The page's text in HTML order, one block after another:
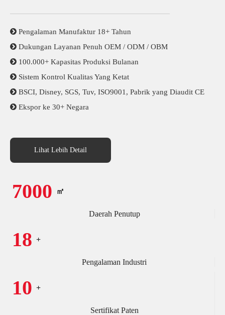
 Pengalaman Manufaktur 18+ Tahun
 Dukungan Layanan Penuh OEM / ODM / OBM
 100.000+ Kapasitas Produksi Bulanan
 Sistem Kontrol Kualitas Yang Ketat
 BSCI, Disney, SGS, Tuv, ISO9001, Pabrik yang Diaudit CE
 Ekspor ke 30+ Negara
Lihat Lebih Detail
7000 ㎡
Daerah Penutup
18 +
Pengalaman Industri
10 +
Sertifikat Paten